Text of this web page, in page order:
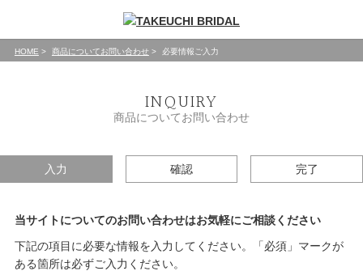
HOME 商品についてお問い合わせ 必要情報ご入力
INQUIRY
商品についてお問い合わせ
入力 確認 完了
当サイトについてのお問い合わせはお気軽にご相談ください
下記の項目に必要な情報を入力してください。「必須」マークが
ある箇所は必ずご入力ください。